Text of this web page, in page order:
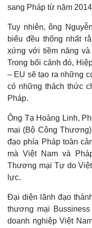
Thế giới
Quan sát
Cuộc sống đó đây
Hồ sơ
sang Pháp từ năm
Tuy nhiên, ông
biểu đều thống nhất
xứng với tiềm năng
Trong bối cảnh đó,
– EU sẽ tạo ra những
có những thách thức
Pháp.
Ông Tạ Hoàng Linh,
mại (Bộ Công
đạo phía Pháp toàn
mà Việt Nam và
Thương mại Tự do
lực.
Đại diện lãnh đạo
thương mại
doanh nghiệp Việt